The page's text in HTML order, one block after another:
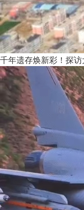
千年遗存焕新彩！探